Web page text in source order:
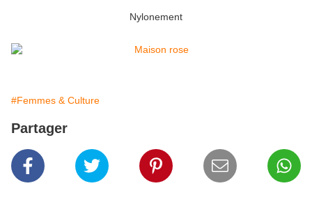
Nylonement
#Femmes & Culture
Partager